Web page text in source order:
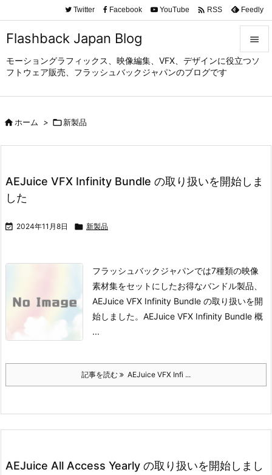
Flashback Japan Blog
モーショングラフィックス、映像編集、VFX、デザインに役立つソ
フトウェア販売、フラッシュバックジャパンのブログです




Twitter Facebook YouTube  RSS Feedly
ホーム > 新製品
AEJuice VFX Infinity Bundle の取り扱いを開始しま
した
 2024年11月8日  新製品
フラッシュバックジャパンでは7種類の映像
素材集をセットにしたお得なバンドル製品、
AEJuice VFX Infinity Bundle の取り扱いを開
始しました。 AEJuice VFX Infinity Bundle 概
...
記事を読む AEJuice VFX Infi ...
AEJuice All Access Yearly の取り扱いを開始しまし